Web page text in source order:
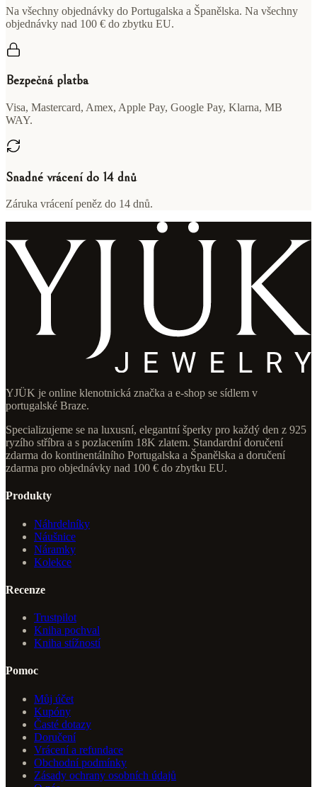
Na všechny objednávky do Portugalska a Španělska. Na všechny
objednávky nad 100 € do zbytku EU.
Bezpečná platba
Visa, Mastercard, Amex, Apple Pay, Google Pay, Klarna, MB
WAY.
Snadné vrácení do 14 dnů
Záruka vrácení peněz do 14 dnů.
YJÜK je online klenotnická značka a e-shop se sídlem v
portugalské Braze.
Specializujeme se na luxusní, elegantní šperky pro každý den z 925
ryzího stříbra a s pozlacením 18K zlatem. Standardní doručení
zdarma do kontinentálního Portugalska a Španělska a doručení
zdarma pro objednávky nad 100 € do zbytku EU.
Produkty
Náhrdelníky
Náušnice
Náramky
Kolekce
Recenze
Trustpilot
Kniha pochval
Kniha stížností
Pomoc
Můj účet
Kupóny
Časté dotazy
Doručení
Vrácení a refundace
Obchodní podmínky
Zásady ochrany osobních údajů